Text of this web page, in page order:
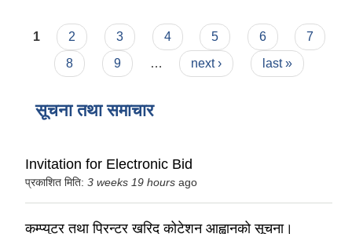
Pages
1 2 3 4 5 6
7
8
9 … next › last »
सूचना तथा समाचार
Invitation for Electronic Bid
प्रकाशित मिति: 3 weeks 19 hours ago
कम्प्युटर तथा प्रिन्टर खरिद कोटेशन आह्वानको सूचना।